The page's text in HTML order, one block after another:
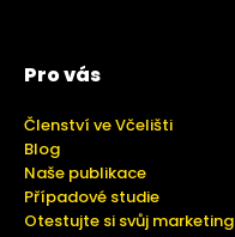
Pro vás
Členství ve Včelišti
Blog
Naše publikace
Případové studie
Otestujte si svůj marketing